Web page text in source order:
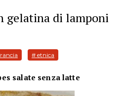
gelatina di lamponi
# etnica
salate senza latte